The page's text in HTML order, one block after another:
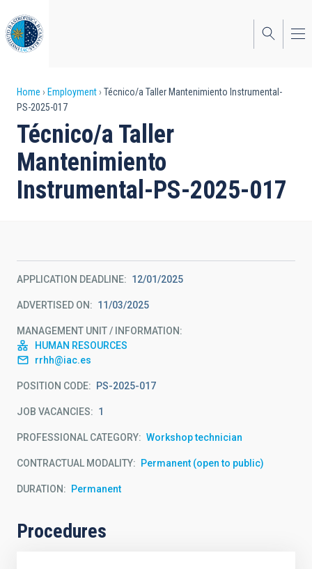
to
main
content
Breadcrumb
Home Employment
Técnico/a Taller Mantenimiento Instrumental-
PS-2025-017
Técnico/a Taller
Mantenimiento
Instrumental-PS-2025-017
APPLICATION DEADLINE 12/01/2025
ADVERTISED ON 11/03/2025
MANAGEMENT UNIT / INFORMATION
HUMAN RESOURCES
rrhh@iac.es
POSITION CODE PS-2025-017
JOB VACANCIES 1
PROFESSIONAL CATEGORY Workshop technician
CONTRACTUAL MODALITY Permanent (open to public)
DURATION Permanent
Procedures